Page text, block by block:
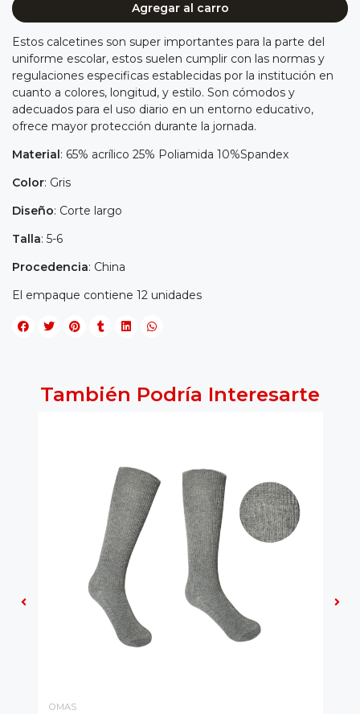
Agregar al carro
Estos calcetines son super importantes para la parte del
uniforme escolar, estos suelen cumplir con las normas y
regulaciones especificas establecidas por la institución en
cuanto a colores, longitud, y estilo. Son cómodos y
adecuados para el uso diario en un entorno educativo,
ofrece mayor protección durante la jornada.
Material: 65% acrílico 25% Poliamida 10%Spandex
Color: Gris
Diseño: Corte largo
Talla: 5-6
Procedencia: China
El empaque contiene 12 unidades
También Podría Interesarte
OMAS